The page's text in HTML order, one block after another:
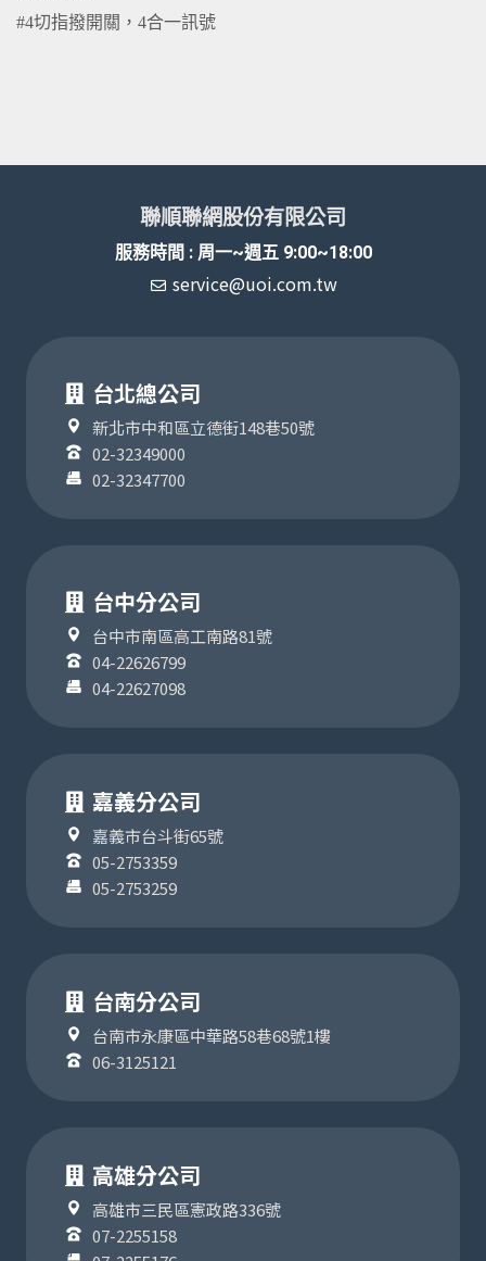
#4切指撥開關，4合一訊號
聯順聯網股份有限公司
服務時間 : 周一~週五 9:00~18:00
service@uoi.com.tw
台北總公司
新北市中和區立德街148巷50號
02-32349000
02-32347700
台中分公司
台中市南區高工南路81號
04-22626799
04-22627098
嘉義分公司
嘉義市台斗街65號
05-2753359
05-2753259
台南分公司
台南市永康區中華路58巷68號1樓
06-3125121
高雄分公司
高雄市三民區憲政路336號
07-2255158